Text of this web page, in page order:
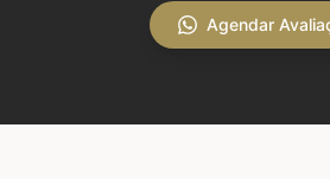
Agendar